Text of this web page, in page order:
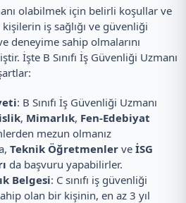
olabilmek için belirli koşullar ve
iş sağlığı ve güvenliği
deneyime sahip olmalarını
İşte B Sınıfı İş Güvenliği Uzmanı
: B Sınıfı İş Güvenliği Uzmanı
, Mimarlık, Fen-Edebiyat
mezun olmanız
Teknik Öğretmenler ve İSG
da başvuru yapabilirler.
Belgesi: C sınıfı iş güvenliği
olan bir kişinin, en az 3 yıl